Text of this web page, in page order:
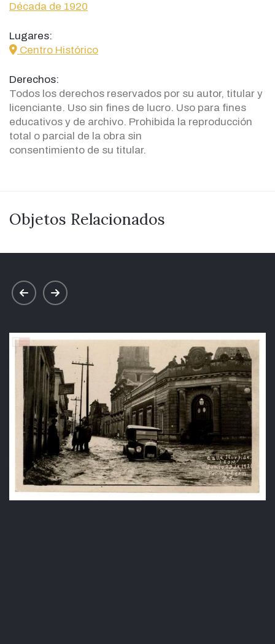
Década de 1920
Lugares:
icon
Centro Histórico
Derechos:
Todos los derechos reservados por su autor, titular y
licenciante. Uso sin fines de lucro. Uso para fines
educativos y de archivo. Prohibida la reproducción
total o parcial de la obra sin
consentimiento de su titular.
Objetos Relacionados
prev next